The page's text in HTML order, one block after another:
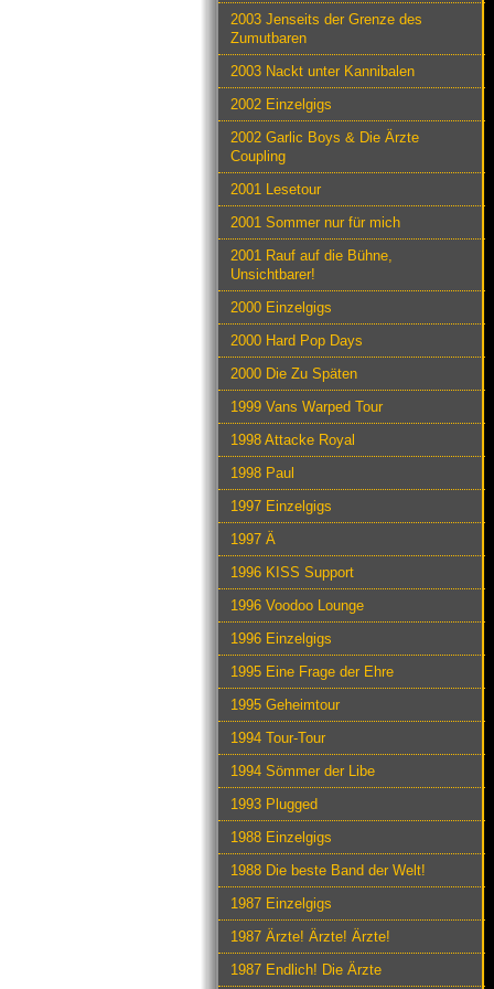
2003 Jenseits der Grenze des
Zumutbaren
2003 Nackt unter Kannibalen
2002 Einzelgigs
2002 Garlic Boys & Die Ärzte
Coupling
2001 Lesetour
2001 Sommer nur für mich
2001 Rauf auf die Bühne,
Unsichtbarer!
2000 Einzelgigs
2000 Hard Pop Days
2000 Die Zu Späten
1999 Vans Warped Tour
1998 Attacke Royal
1998 Paul
1997 Einzelgigs
1997 Ä
1996 KISS Support
1996 Voodoo Lounge
1996 Einzelgigs
1995 Eine Frage der Ehre
1995 Geheimtour
1994 Tour-Tour
1994 Sömmer der Libe
1993 Plugged
1988 Einzelgigs
1988 Die beste Band der Welt!
1987 Einzelgigs
1987 Ärzte! Ärzte! Ärzte!
1987 Endlich! Die Ärzte